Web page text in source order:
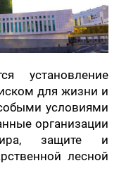
установление
для жизни и
условиями
организации
защите и
лесной